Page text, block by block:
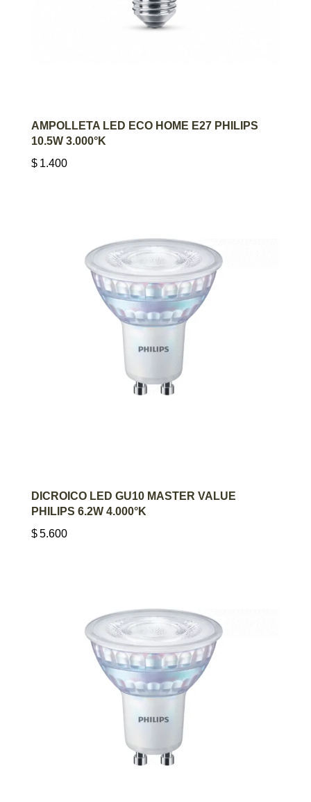
AGREGAR AL CARRITO
AMPOLLETA LED ECO HOME E27 PHILIPS
10.5W 3.000°K
$ 1.400
AGREGAR AL CARRITO
DICROICO LED GU10 MASTER VALUE
PHILIPS 6.2W 4.000°K
$5.600